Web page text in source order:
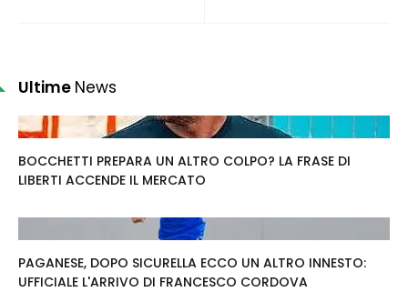
Ultime News
BOCCHETTI PREPARA UN ALTRO COLPO? LA FRASE DI
LIBERTI ACCENDE IL MERCATO
PAGANESE, DOPO SICURELLA ECCO UN ALTRO INNESTO:
UFFICIALE L'ARRIVO DI FRANCESCO CORDOVA